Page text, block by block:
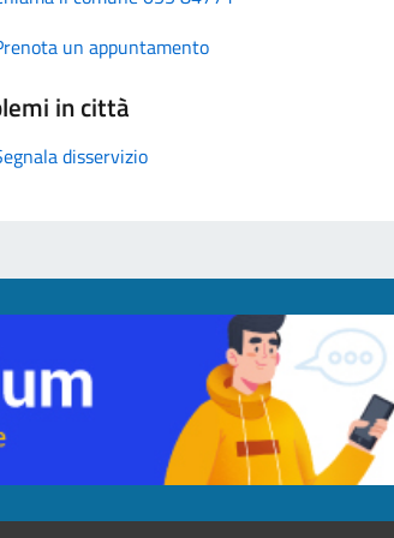
un appuntamento
in città
disservizio